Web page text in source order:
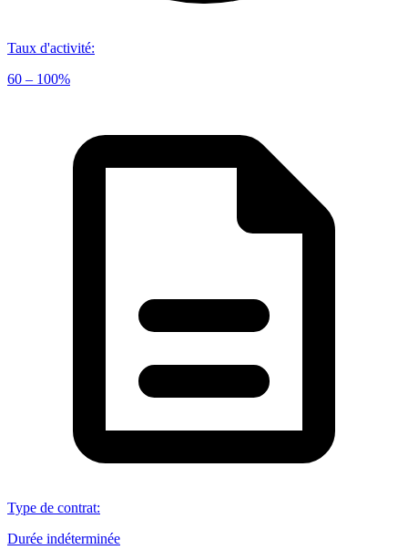
Taux d'activité:
60 – 100%
Type de contrat:
Durée indéterminée